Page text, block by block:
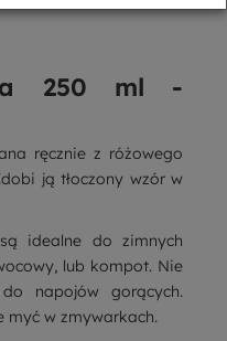
250 ml -
ręcznie z różowego
ją tłoczony wzór w
są idealne do zimnych
lub kompot. Nie
napojów gorących.
myć w zmywarkach.